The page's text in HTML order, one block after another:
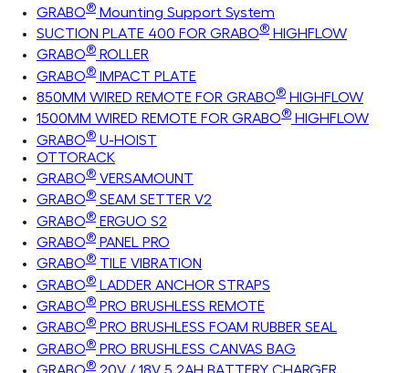
GRABO® Mounting Support System
SUCTION PLATE 400 FOR GRABO® HIGHFLOW
GRABO® ROLLER
GRABO® IMPACT PLATE
850MM WIRED REMOTE FOR GRABO® HIGHFLOW
1500MM WIRED REMOTE FOR GRABO® HIGHFLOW
GRABO® U-HOIST
OTTORACK
GRABO® VERSAMOUNT
GRABO® SEAM SETTER V2
GRABO® ERGUO S2
GRABO® PANEL PRO
GRABO® TILE VIBRATION
GRABO® LADDER ANCHOR STRAPS
GRABO® PRO BRUSHLESS REMOTE
GRABO® PRO BRUSHLESS FOAM RUBBER SEAL
GRABO® PRO BRUSHLESS CANVAS BAG
®